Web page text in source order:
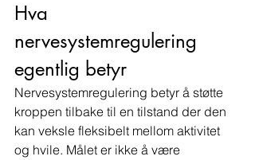
Hva
nervesystemregulering
egentlig betyr
Nervesystemregulering betyr å støtte
kroppen tilbake til en tilstand der den
kan veksle fleksibelt mellom aktivitet
og hvile. Målet er ikke å være